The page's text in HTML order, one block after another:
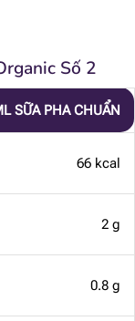
Số 2
SỮA PHA CHUẨN
66 kcal
2 g
0.8 g